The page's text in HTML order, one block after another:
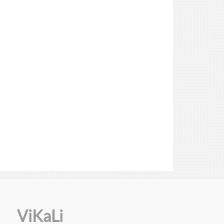
ViKaLi